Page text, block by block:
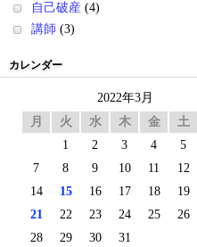
自己破産 (4)
講師 (3)
カレンダー
2022年3月
月
火 水 木 金 土
1 2 3 4 5
7
8 9 10 11 12
14
15 16 17 18 19
21
22 23 24 25 26
28
29 30 31